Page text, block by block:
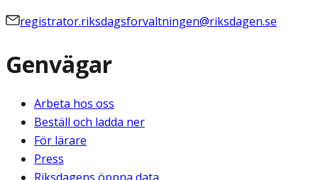
registrator.riksdagsforvaltningen@riksdagen.se
Genvägar
Arbeta hos oss
Beställ och ladda ner
För lärare
Press